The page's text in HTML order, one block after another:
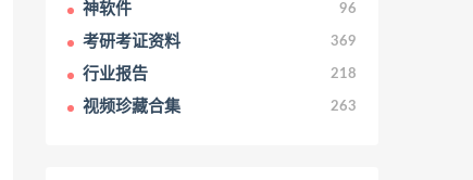
神软件 96
考研考证资料 369
行业报告 218
视频珍藏合集 263